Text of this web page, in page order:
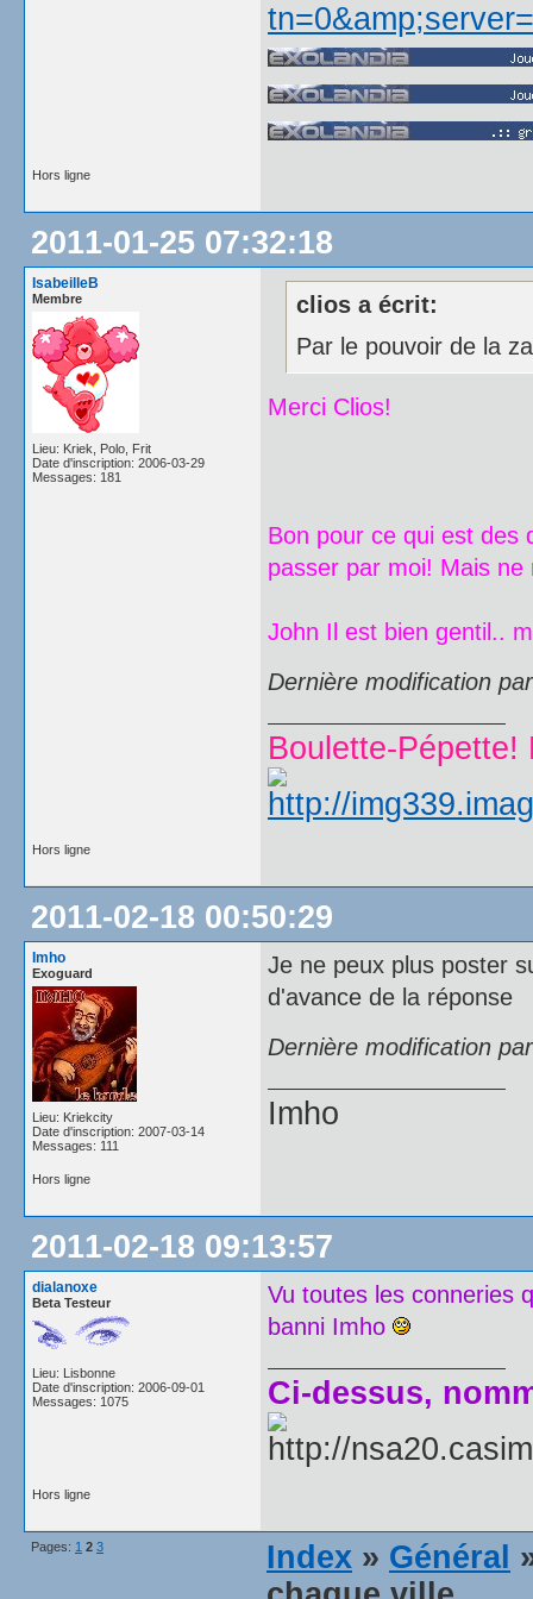
Hors ligne
2011-01-25 07:32:18
IsabeilleB
Membre
Lieu: Kriek, Polo, Frit
Date d'inscription: 2006-03-29
Messages: 181
clios a écrit:
Par le pouvoir de la
Merci Clios!
Bon pour ce qui est des
passer par moi! Mais
John Il est bien gentil..
Dernière modification
Boulette-
Hors ligne
2011-02-18 00:50:29
Imho
Exoguard
Lieu: Kriekcity
Date d'inscription: 2007-03-14
Messages: 111
Je ne peux plus poster
d'avance de la réponse
Dernière modification
Imho
Hors ligne
2011-02-18 09:13:57
dialanoxe
Beta Testeur
Lieu: Lisbonne
Date d'inscription: 2006-09-01
Messages: 1075
Vu toutes les conneries
banni Imho
Ci-dessus,
Hors ligne
Pages: 1 2 3 Index » Général